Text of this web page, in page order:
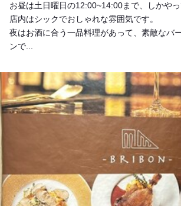
お昼は土日曜日の12:00~14:00まで、しかやっ
店内はシックでおしゃれな雰囲気です。
夜はお酒に合う一品料理があって、素敵なバ
ンで...